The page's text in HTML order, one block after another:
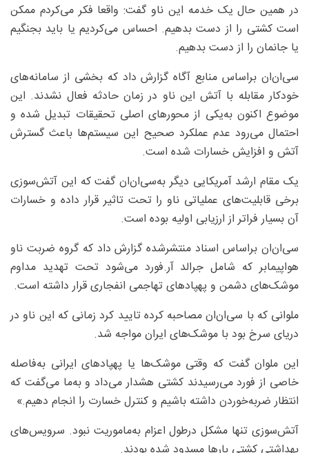
در همین حال یک خدمه این ناو گفت: واقعا فکر می‌کردم ممکن
است کشتی را از دست بدهیم. احساس می‌کردیم یا باید بجنگیم
یا جانمان را از دست بدهیم.
سی‌ان‌ان براساس منابع آگاه گزارش داد که بخشی از سامانه‌های
خودکار مقابله با آتش این ناو در زمان حادثه فعال نشدند. این
موضوع اکنون به‌یکی از محورهای اصلی تحقیقات تبدیل شده و
احتمال می‌رود عدم عملکرد صحیح این سیستم‌ها باعث گسترش
آتش و افزایش خسارات شده است.
یک مقام ارشد آمریکایی دیگر به‌سی‌ان‌ان گفت که این آتش‌سوزی
برخی قابلیت‌های عملیاتی ناو را تحت تاثیر قرار داده و خسارات
آن بسیار فراتر از ارزیابی اولیه بوده است.
سی‌ان‌ان براساس اسناد منتشرشده گزارش داد که گروه ضربت ناو
هواپیمابر که شامل جرالد آر.فورد می‌شود تحت تهدید مداوم
موشک‌های دشمن و پهپادهای تهاجمی انفجاری قرار داشته است.
ملوانی که با سی‌‌ان‌‌ان مصاحبه کرده تایید کرد زمانی که این ناو در
دریای سرخ بود با موشک‌های ایران مواجه شد.
این ملوان گفت که وقتی موشک‌ها یا پهپادهای ایرانی به‌فاصله
خاصی از فورد می‌رسیدند کشتی هشدار می‌داد و به‌ما می‌گفت که
انتظار ضربه‌خوردن داشته باشیم و کنترل خسارت را انجام دهیم.»
آتش‌سوزی تنها مشکل درطول اعزام به‌ماموریت نبود. سرویس‌های